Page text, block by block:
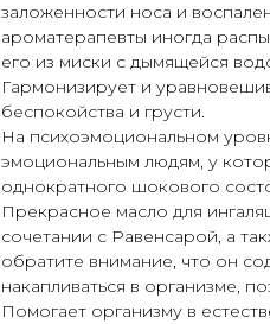
заложенности носа и
ароматерапевты иногда
его из миски с дымящейся
Гармонизирует и
беспокойства и грусти.
На психоэмоциональном
эмоциональным людям, у
однократного шокового
Прекрасное масло для
сочетании с Равенсарой, а
обратите внимание, что он
накапливаться в организме,
Помогает организму в